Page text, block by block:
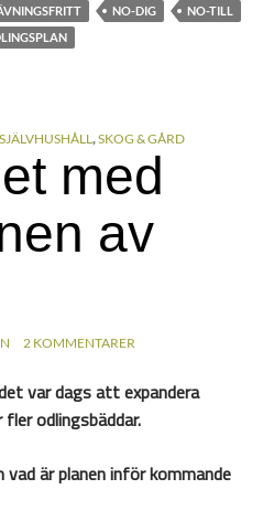
NO-DIG
NO-TILL
SJÄLVHUSHÅLL,SKOG & GÅRD
med
av
2 KOMMENTARER
var dags att expandera
odlingsbäddar.
är planen inför kommande